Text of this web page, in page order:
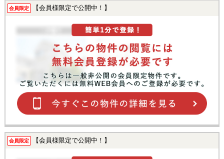
会員限定 【会員様限定で公開中！】
会員限定 【会員様限定で公開中！】